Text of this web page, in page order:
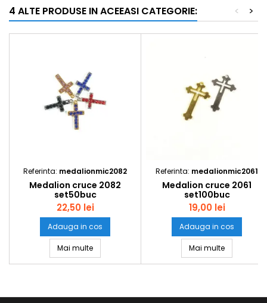
4 ALTE PRODUSE IN ACEEASI CATEGORIE: >
<
Referinta: medalionmic2082
Medalion cruce 2082
set50buc
22,50 lei
Adauga in cos
Mai multeMedalion cruce 2082 set50buc
Referinta: medalionmic2061
Medalion cruce 2061
set100buc
19,00 lei
Adauga in cos
Mai multeMedalion